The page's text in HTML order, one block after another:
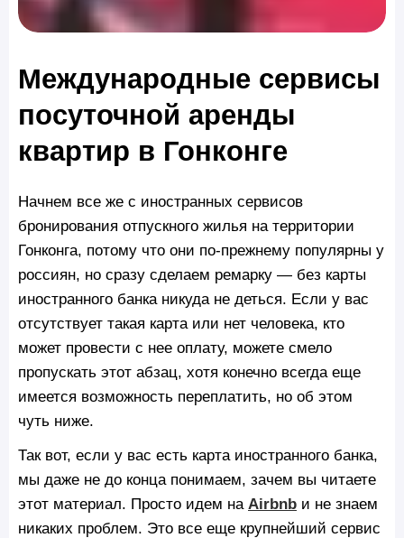
Международные сервисы
посуточной аренды
квартир в Гонконге
Начнем все же с иностранных сервисов
бронирования отпускного жилья на территории
Гонконга, потому что они по-прежнему популярны у
россиян, но сразу сделаем ремарку — без карты
иностранного банка никуда не деться. Если у вас
отсутствует такая карта или нет человека, кто
может провести с нее оплату, можете смело
пропускать этот абзац, хотя конечно всегда еще
имеется возможность переплатить, но об этом
чуть ниже.
Так вот, если у вас есть карта иностранного банка,
мы даже не до конца понимаем, зачем вы читаете
этот материал. Просто идем на Airbnb и не знаем
никаких проблем. Это все еще крупнейший сервис